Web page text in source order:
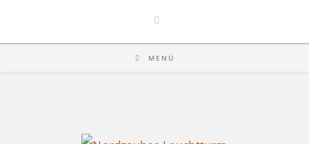
springen
MENÜ